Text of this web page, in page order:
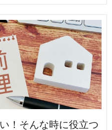
！そんな時に役立つ